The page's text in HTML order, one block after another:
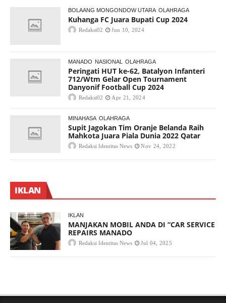
BOLAANG MONGONDOW UTARA OLAHRAGA
Kuhanga FC Juara Bupati Cup 2024
Redaksi02 Jun 10, 2024
MANADO NASIONAL OLAHRAGA
Peringati HUT ke-62, Batalyon Infanteri
712/Wtm Gelar Open Tournament
Danyonif Football Cup 2024
Redaksi02 Apr 21, 2024
MINAHASA OLAHRAGA
Supit Jagokan Tim Oranje Belanda Raih
Mahkota Juara Piala Dunia 2022 Qatar
Redaksi Identitas News Nov 24, 2022
IKLAN
IKLAN
MANJAKAN MOBIL ANDA DI “CAR SERVICE
REPAIRS MANADO
Redaksi Identitas News Jul 04, 2025